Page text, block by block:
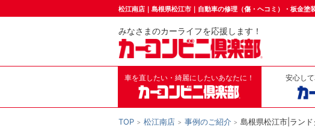
松江南店｜島根県松江市｜自動車の修理（傷・ヘコミ）・板金塗
みなさまのカーライフを応援します！
車を直したい・綺麗にしたいあなたに！ 安心し
TOP 松江南店 事例のご紹介 島根県松江市|ラン